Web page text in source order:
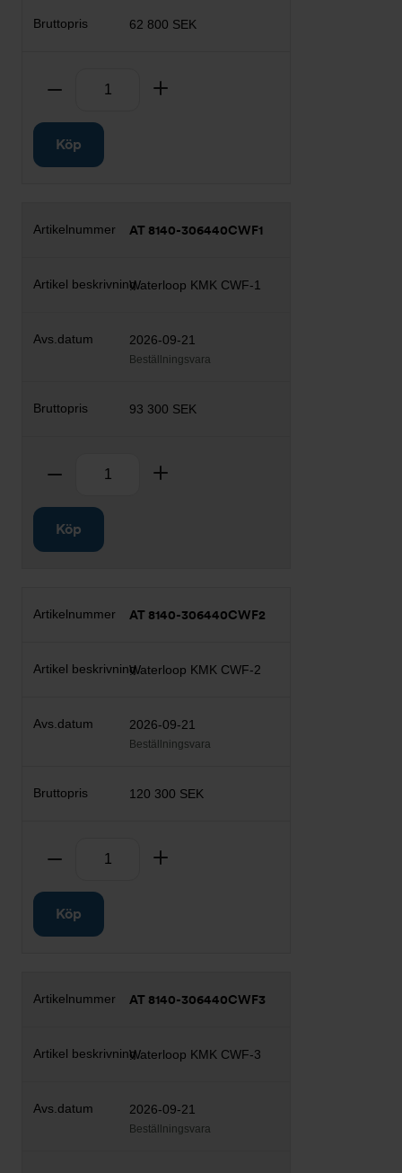
62 800 SEK
Ta bort
Köp
AT 8140-306440CWF1
Waterloop KMK CWF-1
2026-09-21
Beställningsvara
93 300 SEK
Ta bort
Köp
AT 8140-306440CWF2
Waterloop KMK CWF-2
2026-09-21
Beställningsvara
120 300 SEK
Ta bort
Köp
AT 8140-306440CWF3
Waterloop KMK CWF-3
2026-09-21
Beställningsvara